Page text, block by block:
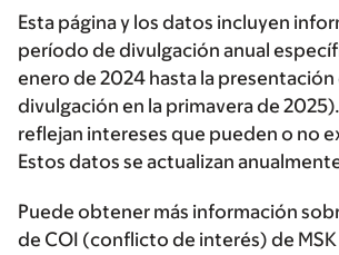
Esta página y los datos incluyen
período de divulgación anual
enero de 2024 hasta la presentación
divulgación en la primavera de
reflejan intereses que pueden o no
Estos datos se actualizan
Puede obtener más información
de COI (conflicto de interés) de MSK